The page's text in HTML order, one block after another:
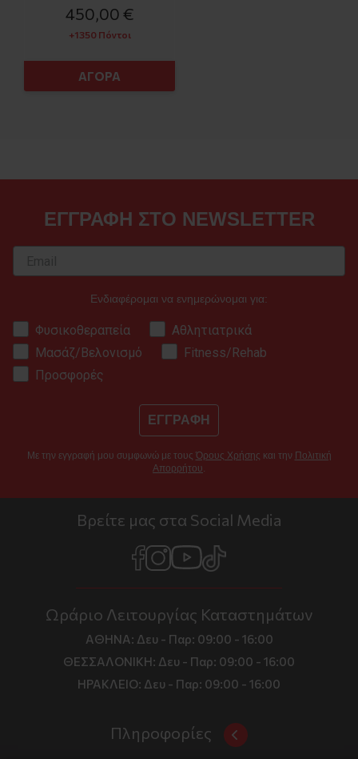
450,00 €
+1350 Πόντοι
ΑΓΟΡΑ
ΕΓΓΡΑΦΗ ΣΤΟ NEWSLETTER
Ενδιαφέρομαι να ενημερώνομαι για:
Φυσικοθεραπεία
Αθλητιατρικά
Μασάζ/Βελονισμό
Fitness/Rehab
Προσφορές
ΕΓΓΡΑΦΗ
Με την εγγραφή μου συμφωνώ με τους Όρους Χρήσης και την Πολιτική
Απορρήτου.
Βρείτε μας στα Social Media
Ωράριο Λειτουργίας Καταστημάτων
ΑΘΗΝΑ: Δευ - Παρ: 09:00 - 16:00
ΘΕΣΣΑΛΟΝΙΚΗ: Δευ - Παρ: 09:00 - 16:00
ΗΡΑΚΛΕΙΟ: Δευ - Παρ: 09:00 - 16:00
Πληροφορίες